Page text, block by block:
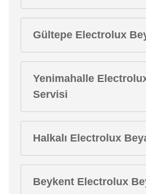
Gültepe Electrolux
Yenimahalle
Servisi
Halkalı Electrolux
Beykent Electrolux